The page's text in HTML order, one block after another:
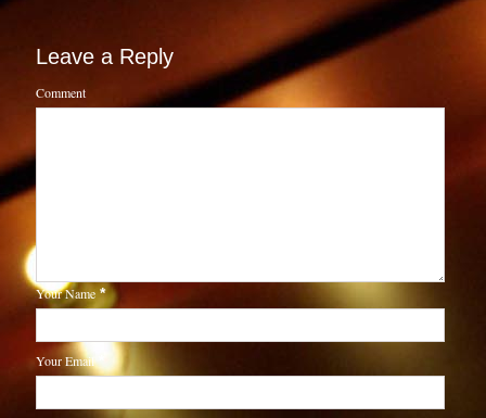
Leave a Reply
Comment
Your Name *
Your Email *